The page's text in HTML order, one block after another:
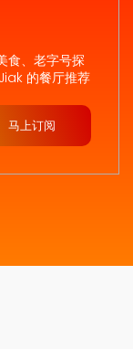
食、老字号探
的餐厅推荐
马上订阅